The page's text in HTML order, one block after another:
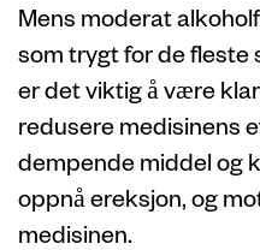
Mens moderat
som trygt for de fleste
er det viktig å være
redusere medisinens
dempende middel og
oppnå ereksjon, og
medisinen.